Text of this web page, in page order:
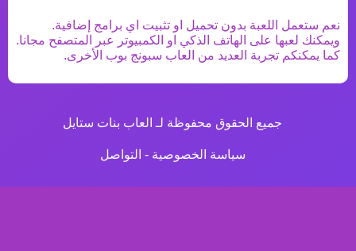
نعم ستعمل اللعبة بدون تحميل او تثبيت اي برامج إضافية.
ويمكنك لعبها على الهاتف الذكي او الكمبيوتر عبر المتصفح مجانا.
كما يمكنكم تجربة العديد من العاب سبونج بوب الأخرى.
جميع الحقوق محفوظة لـ العاب بنات ستايل
سياسة الخصوصية - التواصل